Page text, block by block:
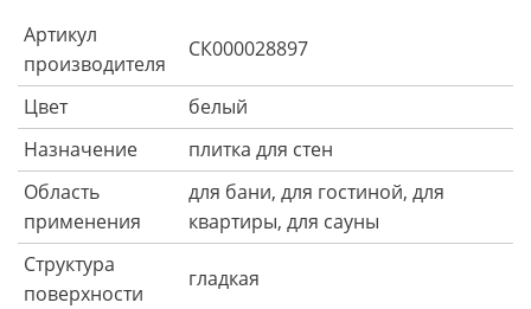
Артикул
производителя
СК000028897
Цвет
белый
Назначение
плитка для стен
Область
применения
для бани, для гостиной, для
квартиры, для сауны
Структура
поверхности
гладкая